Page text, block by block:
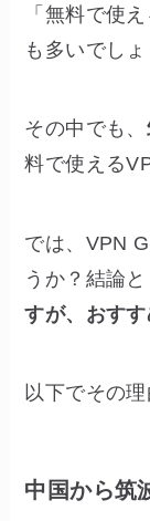
「無料で使
も多いでしょ
その中でも、
料で使える
では、VPN
うか？結論と
すが、おすす
以下でその
中国から筑